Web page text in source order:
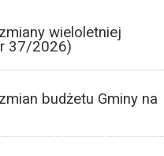
wieloletniej
37/2026)
budżetu Gminy na